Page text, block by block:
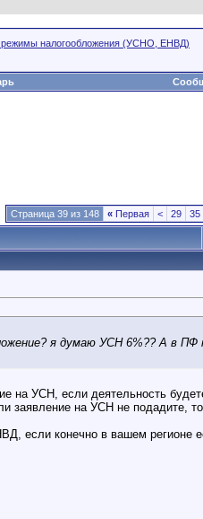
налогообложения (УСНО, ЕНВД)
Страница 39 из 148 « Первая < 29 35
я думаю УСН 6%?? А в
на УСН, если деятельность
на УСН не подадите,
если конечно в вашем регионе